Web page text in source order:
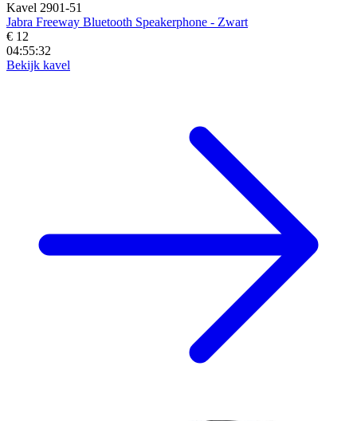
Kavel 2901-51
Jabra Freeway Bluetooth Speakerphone - Zwart
€ 12
04:55:30
Bekijk kavel